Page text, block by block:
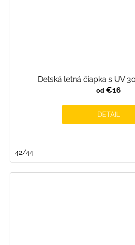
Detská letná čiapka s UV
od€16
DETAIL
42/44